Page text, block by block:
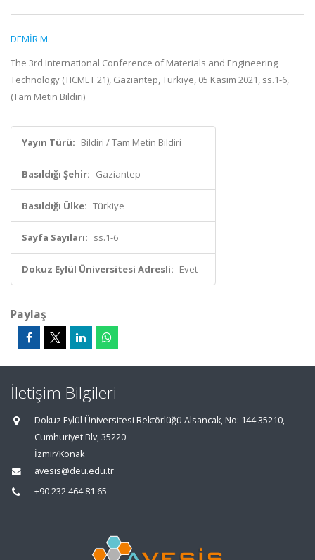
DEMİR M.
The 3rd International Conference of Materials and Engineering
Technology (TICMET'21), Gaziantep, Türkiye, 05 Kasım 2021, ss.1-6,
(Tam Metin Bildiri)
Yayın Türü: Bildiri / Tam Metin Bildiri
Basıldığı Şehir: Gaziantep
Basıldığı Ülke: Türkiye
Sayfa Sayıları: ss.1-6
Dokuz Eylül Üniversitesi Adresli: Evet
Paylaş
İletişim Bilgileri
Dokuz Eylül Üniversitesi Rektörlüğü Alsancak, No: 144 35210,
Cumhuriyet Blv, 35220
İzmir/Konak
avesis@deu.edu.tr
+90 232 464 81 65